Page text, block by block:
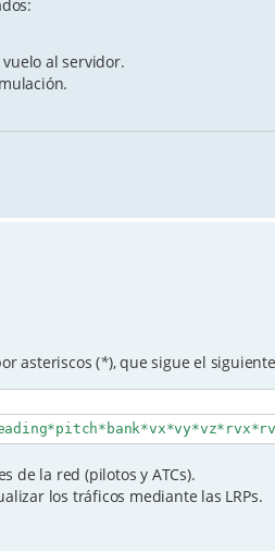
al servidor.
asteriscos (*), que sigue el
de la red (pilotos y ATCs).
los tráficos mediante las LRPs.